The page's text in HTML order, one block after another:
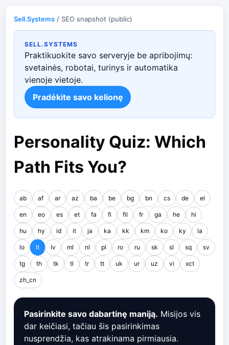
Sell.Systems / SEO snapshot (public)
SELL.SYSTEMS
Praktikuokite savo serveryje be apribojimų:
svetainės, robotai, turinys ir automatika
vienoje vietoje.
Pradėkite savo kelionę
Personality Quiz: Which
Path Fits You?
ab af ar az ba be bg bn cs de el
en eo es et fa fi fil fr ga he hi
hu hy id it ja ka kk km ko ky la
lo lt lv ml nl pl ro ru sk sl sq sv
tg th tk tl tr tt uk ur uz vi xct
zh_cn
Pasirinkite savo dabartinę maniją. Misijos vis
dar keičiasi, tačiau šis pasirinkimas
nusprendžia, kas atrakinama pirmiausia.